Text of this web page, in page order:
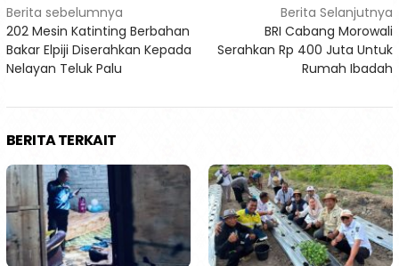
Navigasi
pos
Berita sebelumnya
202 Mesin Katinting Berbahan
Bakar Elpiji Diserahkan Kepada
Nelayan Teluk Palu
Berita Selanjutnya
BRI Cabang Morowali
Serahkan Rp 400 Juta Untuk
Rumah Ibadah
BERITA TERKAIT